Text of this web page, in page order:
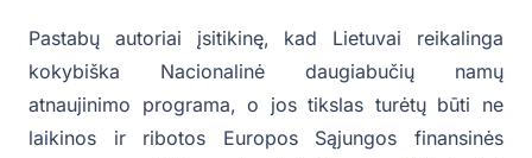
Pastabų autoriai įsitikinę, kad Lietuvai reikalinga
kokybiška Nacionalinė daugiabučių namų
atnaujinimo programa, o jos tikslas turėtų būti ne
laikinos ir ribotos Europos Sąjungos finansinės